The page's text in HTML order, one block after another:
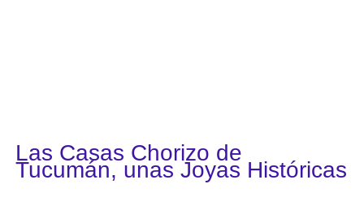
Las Casas Chorizo de
Tucumán, unas Joyas Históricas